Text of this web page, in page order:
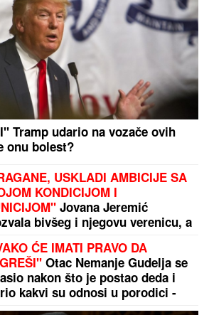
JE ON SERIJSKI UBICA"
Popović za Blic TV o misteriji
lepe Ruskinje u Beogradu:
proveriti da nije još negde u
napravio neko ZLO"